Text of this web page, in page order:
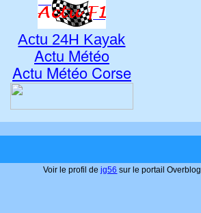
Actu 24H Kayak
Actu Météo
Actu Météo Corse
Voir le profil dejg56 sur le portail Overblog